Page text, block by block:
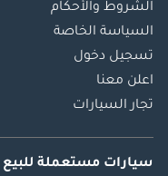
الشروط والأحكام
السياسة الخاصة
تسجيل دخول
اعلن معنا
تجار السيارات
سيارات مستعملة للبيع